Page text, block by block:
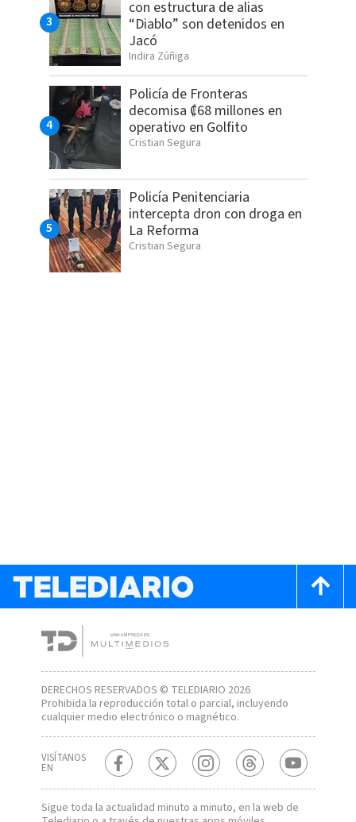
con estructura de alias
“Diablo” son detenidos en
Jacó
Indira Zúñiga
Policía de Fronteras
decomisa ₡68 millones en
operativo en Golfito
Cristian Segura
Policía Penitenciaria
intercepta dron con droga en
La Reforma
Cristian Segura
DERECHOS RESERVADOS © TELEDIARIO 2026
Prohibida la reproducción total o parcial, incluyendo
cualquier medio electrónico o magnético.
VISÍTANOS
EN
Sigue toda la actualidad minuto a minuto, en la web de